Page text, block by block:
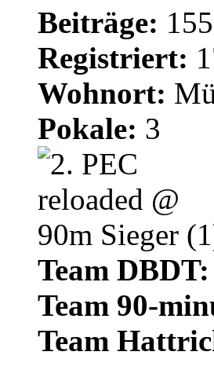
Beiträge:
Registriert:
Wohnort:
Pokale: 3
Team DBDT:
Team 90-
Team